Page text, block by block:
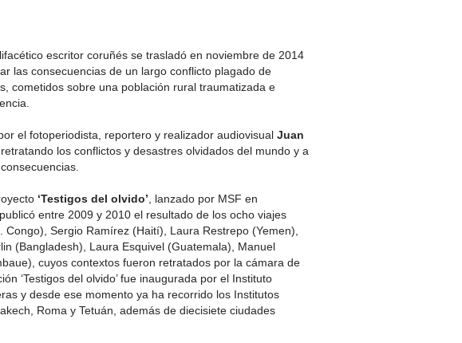
escritor coruñés se trasladó en noviembre de 2014
las consecuencias de un largo conflicto plagado de
cometidos sobre una población rural traumatizada e
el fotoperiodista, reportero y realizador audiovisual Juan
retratando los conflictos y desastres olvidados del mundo y a
‘Testigos del olvido’ , lanzado por MSF en
entre 2009 y 2010 el resultado de los ocho viajes
Sergio Ramírez (Haití), Laura Restrepo (Yemen),
(Bangladesh), Laura Esquivel (Guatemala), Manuel
cuyos contextos fueron retratados por la cámara de
‘Testigos del olvido’ fue inaugurada por el Instituto
y desde ese momento ya ha recorrido los Institutos
Roma y Tetuán, además de diecisiete ciudades